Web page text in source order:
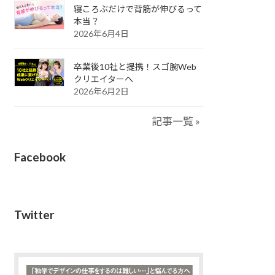
寝ころぶだけで背筋が伸びるって
本当？
2026年6月4日
卒業後10社と提携！スゴ腕Web
クリエイターへ
2026年6月2日
記事一覧 »
Facebook
Twitter